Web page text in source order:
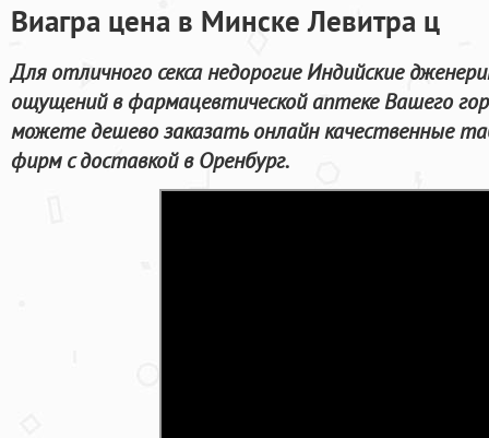
Виагра цена в Минске Левитра ц
Для отличного секса недорогие Индийские
ощущений в фармацевтической аптеке Вашего
можете дешево заказать онлайн качественные
фирм с доставкой в Оренбург.